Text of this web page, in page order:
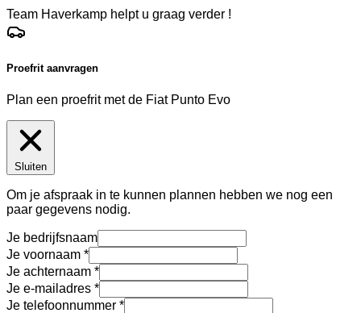
Team Haverkamp helpt u graag verder !
Proefrit aanvragen
Plan een proefrit met de Fiat Punto Evo
Sluiten
Om je afspraak in te kunnen plannen hebben we nog een
paar gegevens nodig.
Je bedrijfsnaam
Je voornaam
Je achternaam
Je e-mailadres
Je telefoonnummer